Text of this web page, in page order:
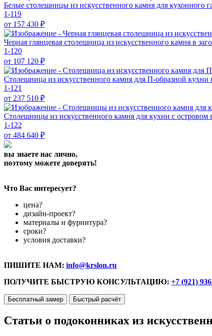
Белые столешницы из искусственного камня для кухонного
1-119
от 157 430 ₽
Черная глянцевая столешница из искусственного камня в
1-120
от 107 120 ₽
Столешница из искусственного камня для П-образной кухни
1-121
от 237 510 ₽
Столешницы из искусственного камня для кухни с островом
1-122
от 484 640 ₽
вы знаете нас лично,
поэтому можете доверять!
Что Вас интересует?
цена?
дизайн-проект?
материалы и фурнитура?
сроки?
условия доставки?
ПИШИТЕ НАМ: info@krslon.ru
ПОЛУЧИТЕ БЫСТРУЮ КОНСУЛЬТАЦИЮ: +7 (921)
Бесплатный замер Быстрый расчёт
Статьи о подоконниках из